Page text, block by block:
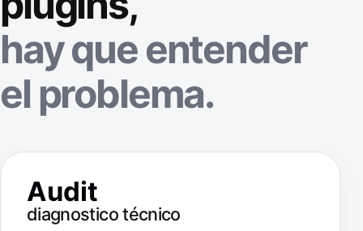
hay que entender
el problema.
Audit
diagnostico técnico